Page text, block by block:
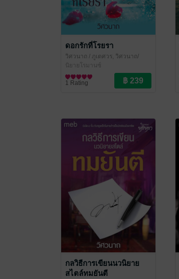
ดอกรักที่โรยรา
วิศวนาถ / ภูเตศวร, วิศวนาถ/
สำนักพิมพ์หริหรา
นิยายโรมานซ์
1 Rating
กลวิธีการเขียนนวนิยาย
สไตล์ทมยันตี